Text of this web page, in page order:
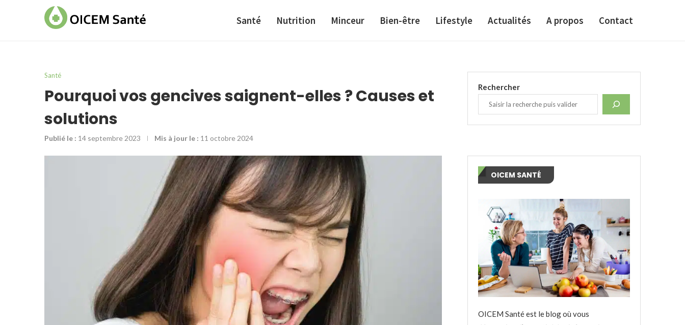
Santé Nutrition Minceur Bien-être Lifestyle Actualités A propos Contact
Santé
Pourquoi vos gencives saignent-elles ? Causes et
solutions
Publié le : 14 septembre 2023 Mis à jour le : 11 octobre 2024
Rechercher
OICEM SANTÉ
OICEM Santé est le blog où vous